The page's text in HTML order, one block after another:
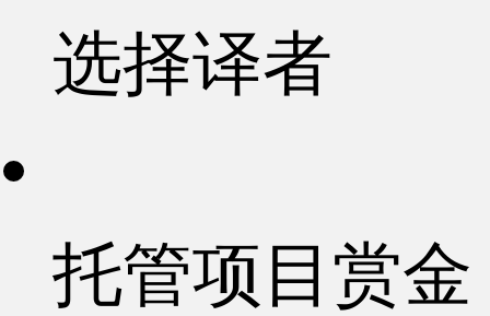
选择译者
托管项目赏金